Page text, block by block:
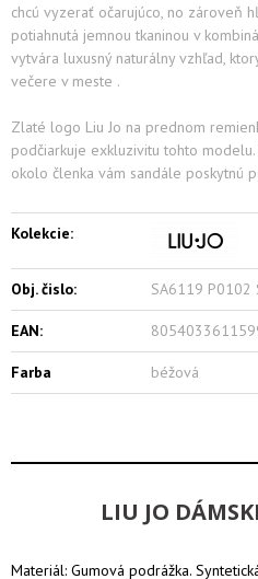
chcú vyzerať očarujúco, no zároveň
potiahnutá jemnou tkaninou v
vytvára luxusný naturálny vzhľad,
večere v meste .
Zlaté logo Liu Jo na prednom
podčiarkuje exkluzivitu tohto
okolo členka vám sandále poskytnú
Kolekcie:
Obj. čislo: SA6119 P0102
EAN:
Farba béžová
LIU JO
Materiál: Gumová podrážka.